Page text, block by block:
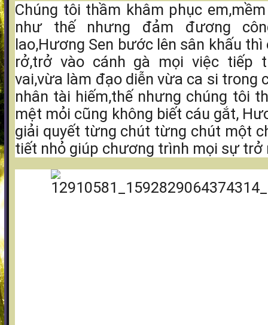
Chúng tôi thầm khâm phục
như thế nhưng đảm đương
lao,Hương Sen bước lên sân khấu
rở,trở vào cánh gà mọi việc tiếp
vai,vừa làm đạo diễn vừa ca si trong
nhân tài hiếm,thế nhưng chúng tôi
mệt mỏi cũng không biết cáu gắt,
giải quyết từng chút từng chút một
tiết nhỏ giúp chương trình mọi sự trở